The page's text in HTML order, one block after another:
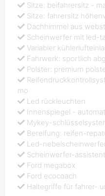
Sitze: beifahrersitz -
Sitze: fahrersitz
Dachhimmel aus
Scheinwerfer mit led-
Variabler
Fahrwerk: sportlich
Polster: premium
mo
Led rückleuchten
Innenspiegel -
Mykey-
Bereifung: reifen-
Led-
Scheinwerfer-
Ford megabox
Ford ecocoach
Haltegriffe für fahrer-